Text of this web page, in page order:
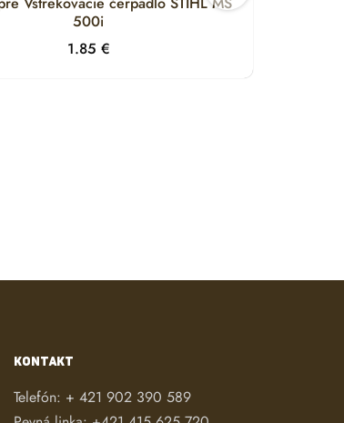
500i
1.85 €
KONTAKT
Telefón: + 421 902 390 589